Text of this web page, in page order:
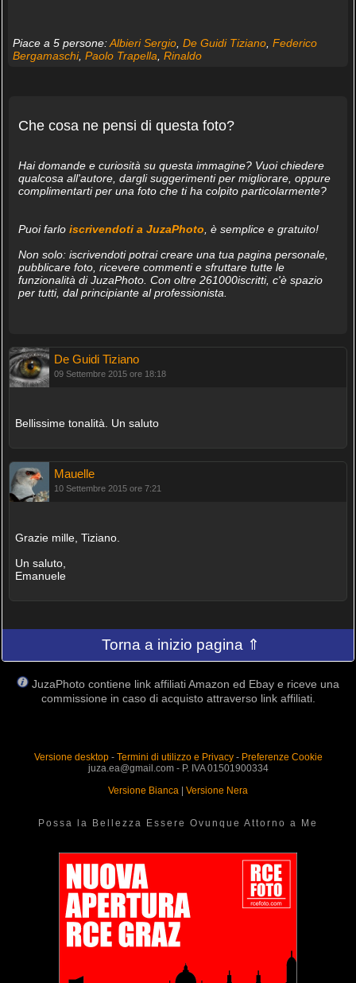
Piace a 5 persone:Albieri Sergio, De Guidi Tiziano, Federico
Bergamaschi, Paolo Trapella Rinaldo
Che cosa ne pensi di questa foto?
Hai domande e curiosità su questa immagine? Vuoi chiedere
qualcosa all'autore, dargli suggerimenti per migliorare, oppure
complimentarti per una foto che ti ha colpito particolarmente?
Puoi farlo iscrivendoti a JuzaPhoto , è semplice e gratuito!
Non solo: iscrivendoti potrai creare una tua pagina personale,
pubblicare foto, ricevere commenti e sfruttare tutte le
funzionalità di JuzaPhoto. Con oltre 261000iscritti, c'è spazio
per tutti, dal principiante al professionista.
De Guidi Tiziano
09 Settembre 2015 ore 18:18
Bellissime tonalità. Un saluto
Mauelle
10 Settembre 2015 ore 7:21
Grazie mille, Tiziano.
Un saluto,
Emanuele
Torna a inizio pagina ⇑
JuzaPhoto contiene link affiliati Amazon ed Ebay e riceve una
commissione in caso di acquisto attraverso link affiliati.
Versione desktop- Termini di utilizzo e Privacy- Preferenze Cookie
juza.ea@gmail.com - P. IVA 01501900334
Versione Bianca
Versione Nera
Possa la Bellezza Essere Ovunque Attorno a Me